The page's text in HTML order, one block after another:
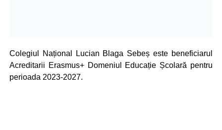
Colegiul Național Lucian Blaga Sebeș este beneficiarul
Acreditarii Erasmus+ Domeniul Educație Școlară pentru
perioada 2023-2027.